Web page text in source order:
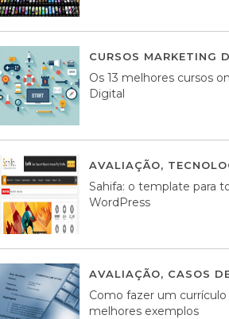
CURSOS MARKETING
Os 13 melhores cursos
Digital
AVALIAÇÃO,
Sahifa: o template para
WordPress
AVALIAÇÃO, CASOS
Como fazer um
melhores exemplos